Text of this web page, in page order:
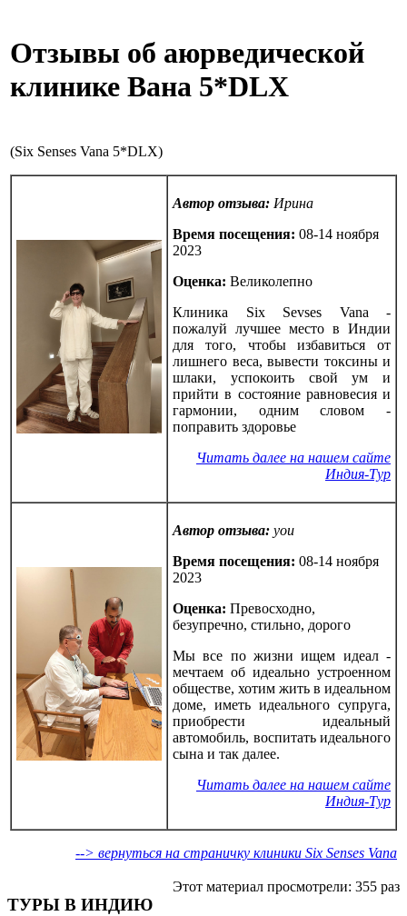
Отзывы об аюрведической
клинике Вана 5*DLX
(Six Senses Vana 5*DLX)
Автор отзыва: Ирина
Время посещения: 08-14 ноября
2023
Оценка: Великолепно
Клиника Six Sevses Vana -
пожалуй лучшее место в Индии
для того, чтобы избавиться от
лишнего веса, вывести токсины и
шлаки, успокоить свой ум и
прийти в состояние равновесия и
гармонии, одним словом -
поправить здоровье
Читать далее на нашем сайте
Индия-Тур
Автор отзыва: you
Время посещения: 08-14 ноября
2023
Оценка: Превосходно,
безупречно, стильно, дорого
Мы все по жизни ищем идеал -
мечтаем об идеально устроенном
обществе, хотим жить в идеальном
доме, иметь идеального супруга,
приобрести идеальный
автомобиль, воспитать идеального
сына и так далее.
Читать далее на нашем сайте
Индия-Тур
--> вернуться на страничку клиники Six Senses Vana
Этот материал просмотрели: 355 раз
ТУРЫ В ИНДИЮ